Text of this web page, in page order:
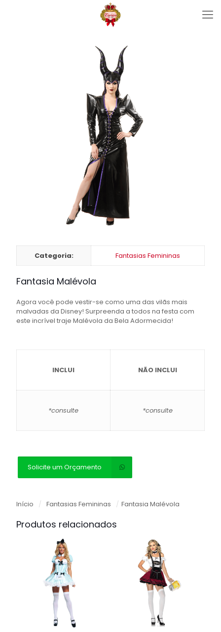
Categoria: Fantasias Femininas
Fantasia Malévola
Agora você pode vestir-se como uma das vilãs mais
malvadas da Disney! Surpreenda a todos na festa com
este incrível traje Malévola da Bela Adormecida!
INCLUI NÃO INCLUI
*consulte *consulte
Solicite um Orçamento
Início / Fantasias Femininas / Fantasia Malévola
Produtos relacionados